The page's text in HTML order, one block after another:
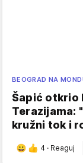
BEOGRAD NA
Šapić otkrio
Terazijama:
kružni tok i
4 · Reaguj